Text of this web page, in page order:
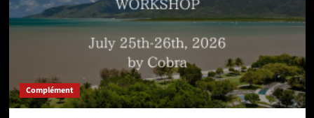
Complément